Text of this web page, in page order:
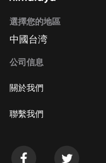
選擇您的地區
中國台湾
公司信息
關於我們
聯繫我們